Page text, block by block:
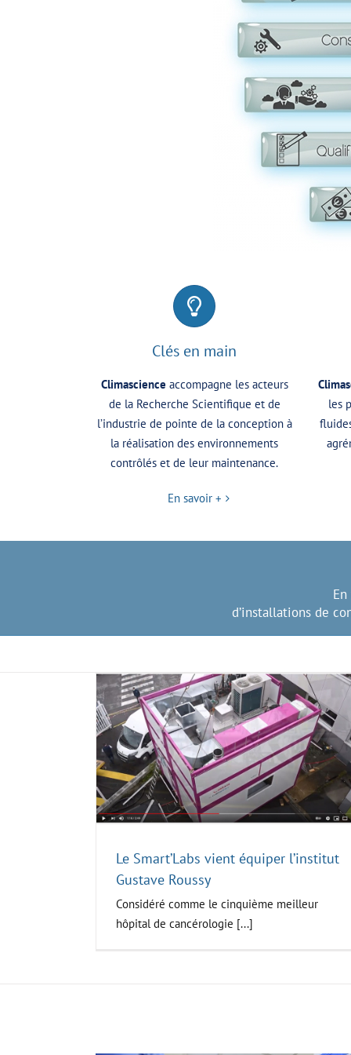
Clés en main
Climascience accompagne les acteurs
de la Recherche Scientifique et de
l’industrie de pointe de la conception à
la réalisation des environnements
contrôlés et de leur maintenance.
En savoir +
les
d’installations de
Le Smart’Labs vient équiper l’institut
Gustave Roussy
Considéré comme le cinquième meilleur
hôpital de cancérologie [...]
Présentation Lab’sNetwork à
ContaminExpo
Climascience